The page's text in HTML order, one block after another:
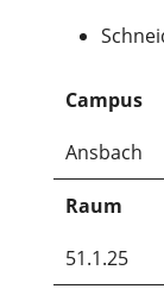
Campus
Ansbach
Raum
51.1.25